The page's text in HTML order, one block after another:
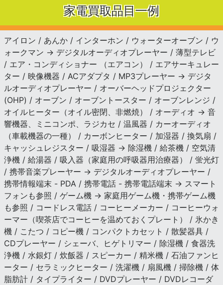
家電買取品目一例
アイロン / あんか / インターホン / ウォーターオーブン / ウ
ォークマン → デジタルオーディオプレーヤー / 薄型テレビ
/ エア・コンディショナー （エアコン） / エアサーキュレー
ター / 映像機器 / ACアダプタ / MP3プレーヤー → デジタ
ルオーディオプレーヤー / オーバーヘッドプロジェクター
(OHP) / オーブン / オーブントースター / オーブンレンジ /
オイルヒーター（オイル密閉、非燃焼） / オーディオ → 音
響機器、ミニコンポ、ラジカセ / 温風器 / カーオーディオ
（車載機器の一種） / カーボンヒーター / 加湿器 / 換気扇 /
キャッシュレジスター / 吸湿器 → 除湿機 / 給茶機 / 空気清
浄機 / 給湯器 / 吸入器（家庭用の呼吸器用治療器） / 蛍光灯
/ 携帯音楽プレーヤー → デジタルオーディオプレーヤー /
携帯情報端末 - PDA / 携帯電話 - 携帯電話端末 → スマート
フォンも参照 / ゲーム機 → 家庭用ゲーム機・携帯ゲーム機
も参照 / コードレス電話 / コーヒーメーカー / コーヒーウォ
ーマー（喫茶店でコーヒーを温めておくプレート） / 氷かき
機 / こたつ / コピー機 / コンパクトカセット / 散髪器具 /
CDプレーヤー / シェーバ、ヒゲトリマー / 除湿機 / 食器洗
浄機 / 水銀灯 / 炊飯器 / スピーカー / 精米機 / 石油ファンヒ
ーター / セラミックヒーター / 洗濯機 / 扇風機 / 掃除機 / 体
脂肪計 / タイプライター / DVDプレーヤー / DVDレコーダ